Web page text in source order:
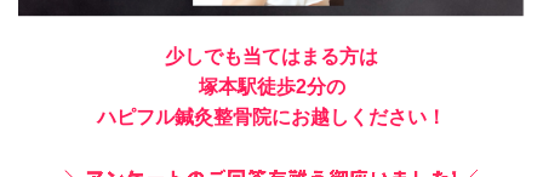
少しでも当てはまる方は
塚本駅徒歩2分の
ハピフル鍼灸整骨院にお越しください！